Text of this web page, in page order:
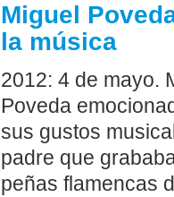
Miguel
la música
2012: 4 de mayo.
Poveda
sus gustos
padre que
peñas flamencas